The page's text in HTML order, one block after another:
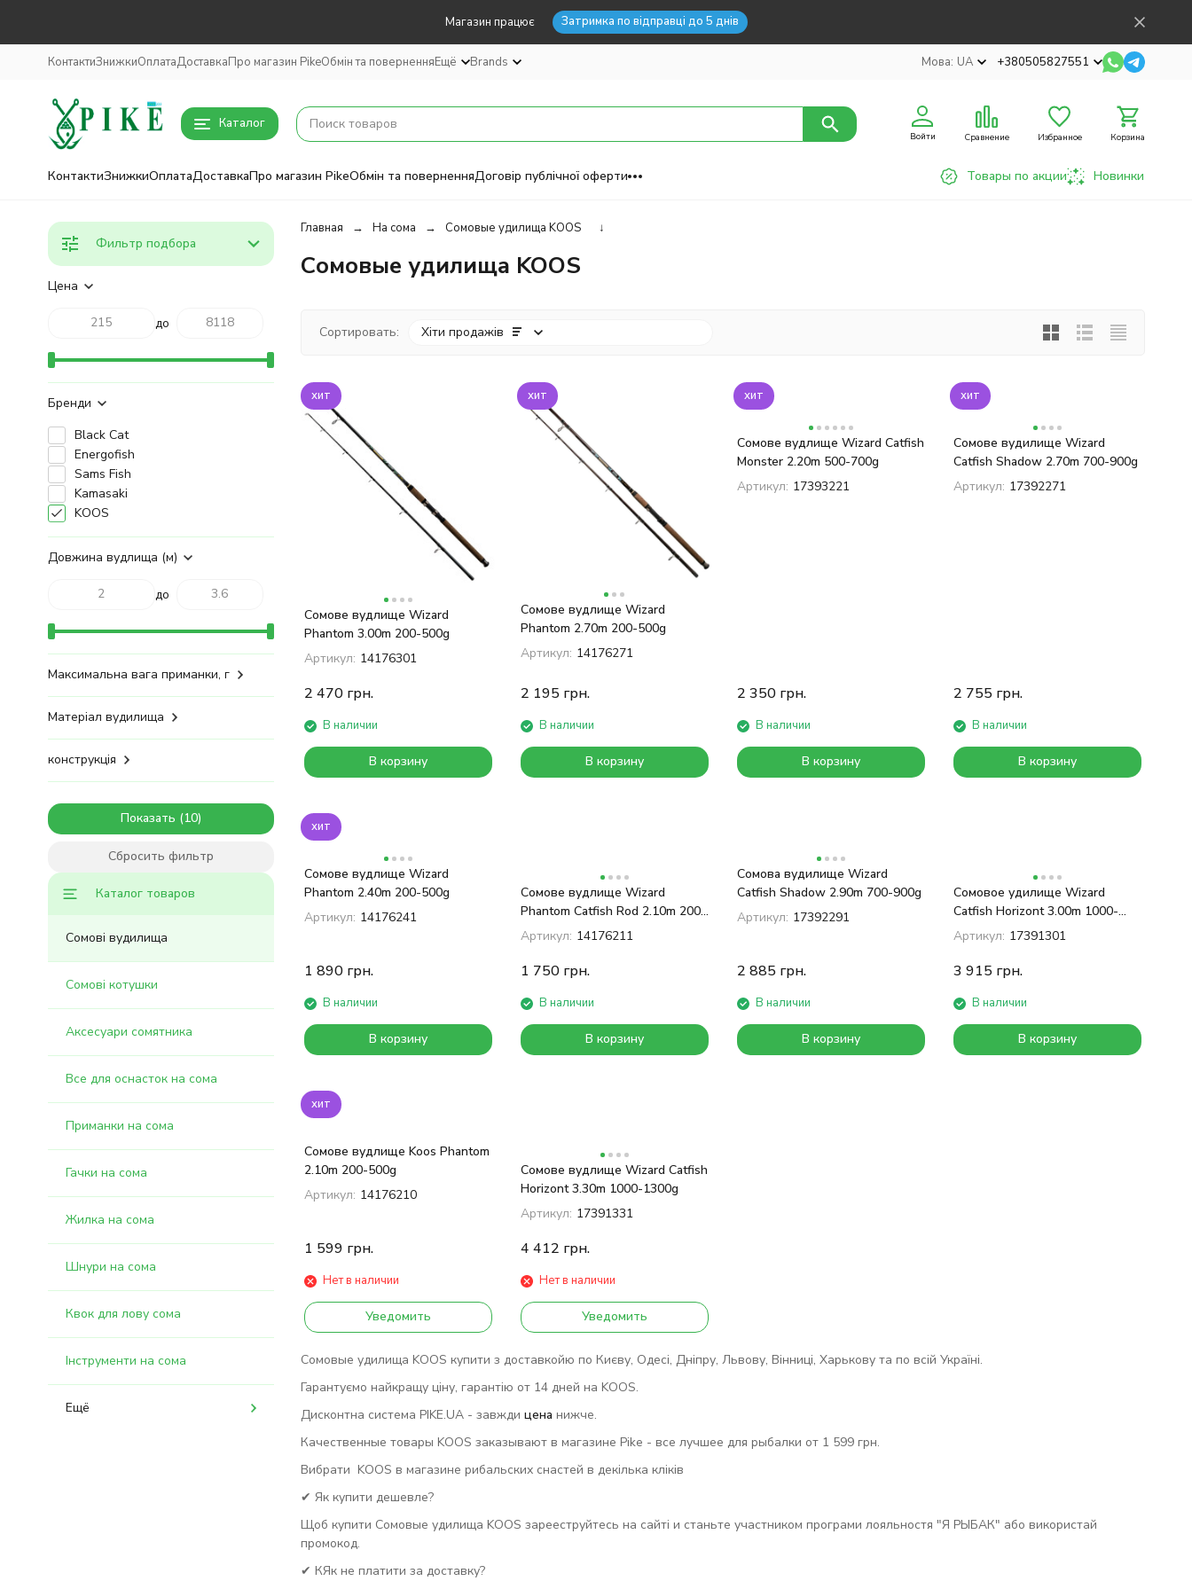
Магазин працює Затримка по відправці до 5 днів
КонтактиЗнижкиОплатаДоставкаПро магазин PikeОбмін та поверненняЕщё Brands Мова: UA +380505827551
Каталог
Войти Сравнение Избранное Корзина
КонтактиЗнижкиОплатаДоставкаПро магазин PikeОбмін та поверненняДоговір публічної оферти Товары по акции Новинки
Главная На сома Сомовые удилища KOOS ↓
Сомовые удилища KOOS
Сортировать: Хіти продажів
хит
Сомове вудлище Wizard
Phantom 3.00m 200-500g
Артикул: 14176301
2 470 грн.
В наличии
В корзину
хит
Сомове вудлище Wizard
Phantom 2.70m 200-500g
Артикул: 14176271
2 195 грн.
В наличии
В корзину
хит
Сомове вудлище Wizard Catfish
Monster 2.20m 500-700g
Артикул: 17393221
2 350 грн.
В наличии
В корзину
хит
Сомове вудилище Wizard
Catfish Shadow 2.70m 700-900g
Артикул: 17392271
2 755 грн.
В наличии
В корзину
хит
Сомове вудлище Wizard
Phantom 2.40m 200-500g
Артикул: 14176241
1 890 грн.
В наличии
В корзину
Сомове вудлище Wizard
Phantom Catfish Rod 2.10m 200-
500g
Артикул: 14176211
1 750 грн.
В наличии
В корзину
Сомова вудилище Wizard
Catfish Shadow 2.90m 700-900g
Артикул: 17392291
2 885 грн.
В наличии
В корзину
Сомовое удилище Wizard
Catfish Horizont 3.00m 1000-
1300g​
Артикул: 17391301
3 915 грн.
В наличии
В корзину
хит
Сомове вудлище Koos Phantom
2.10m 200-500g
Артикул: 14176210
1 599 грн.
Нет в наличии
Уведомить
Сомове вудлище Wizard Catfish
Horizont 3.30m 1000-1300g
Артикул: 17391331
4 412 грн.
Нет в наличии
Уведомить
Сомовые удилища KOOS купити з доставкойю по Києву, Одесі, Дніпру, Львову, Вінниці, Харькову та по всій Україні.
Гарантуємо найкращу ціну, гарантію от 14 дней на KOOS.
Дисконтна система PIKE.UA - завжди цена нижче.
Качественные товары KOOS заказывают в магазине Pike - все лучшее для рыбалки от 1 599 грн.
Вибрати KOOS в магазине рибальских снастей в декілька кліків
✔ Як купити дешевле?
Щоб купити Сомовые удилища KOOS зарееструйтесь на сайті и станьте участником програми лояльностя "Я РЫБАК" або використай
промокод.
✔ КЯк не платити за доставку?
Фильтр подбора
Цена
до
Бренди
Black Cat
Energofish
Sams Fish
Kamasaki
KOOS
Довжина вудлища (м)
до
Максимальна вага приманки, г
Матеріал вудилища
конструкція
Показать
Сбросить фильтр
Каталог товаров
Сомові вудилища
Сомові котушки
Аксесуари сомятника
Все для оснасток на сома
Приманки на сома
Гачки на сома
Жилка на сома
Шнури на сома
Квок для лову сома
Інструменти на сома
Ещё